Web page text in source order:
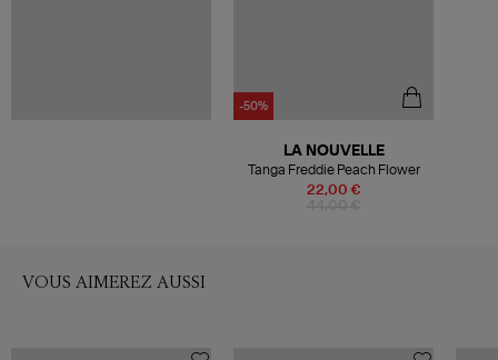
-50%
22,00 €
LA NOUVELLE
Tanga Freddie Peach Flower
VOUS AIMEREZ AUSSI